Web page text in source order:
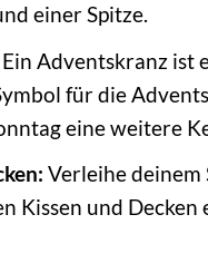
einer Spitze.
Ein Adventskranz ist
für die
eine weitere
Verleihe deinem
Kissen und Decken